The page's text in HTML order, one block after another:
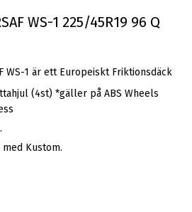
WS-1 225/45R19 96 Q
WS-1 är ett Europeiskt Friktionsdäck
(4st) *gäller på ABS Wheels
Kustom.